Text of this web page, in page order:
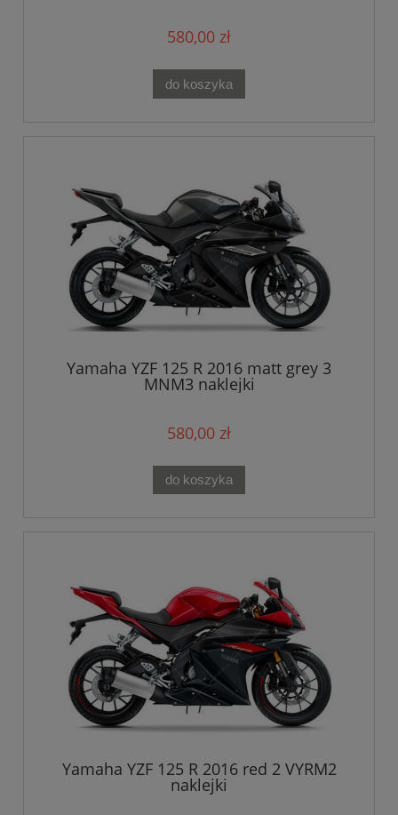
580,00 zł
do koszyka
Yamaha YZF 125 R 2016 matt grey 3
MNM3 naklejki
580,00 zł
do koszyka
Yamaha YZF 125 R 2016 red 2 VYRM2
naklejki